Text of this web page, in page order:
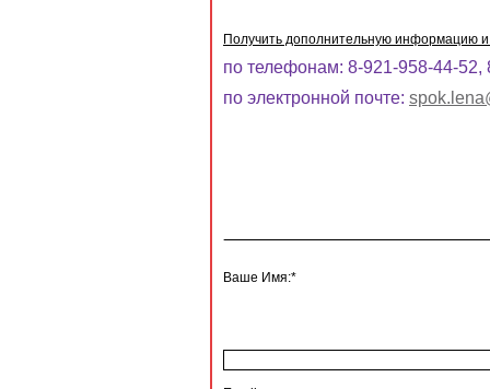
Получить дополнительную информацию и
по телефонам: 8-921-958-44-52,
по электронной почте:
Ваше Имя:*